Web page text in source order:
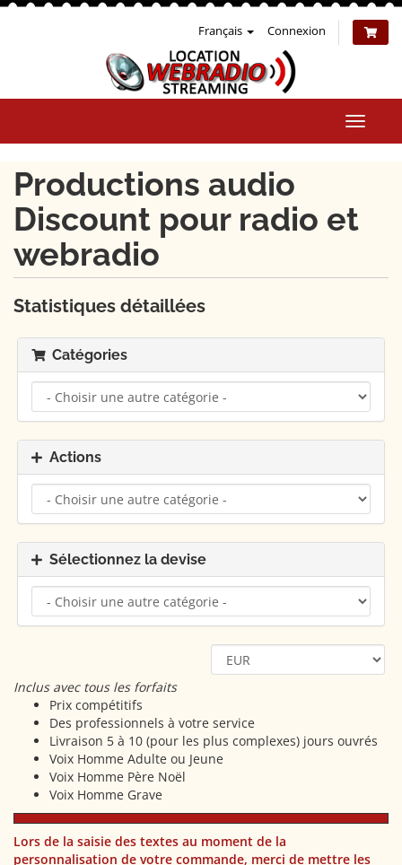
Français Connexion
la
Productions audio
Discount pour radio et
webradio
Statistiques détaillées
Catégories
Actions
Sélectionnez la devise
Inclus avec tous les forfaits
Prix compétitifs
Des professionnels à votre service
Livraison 5 à 10 (pour les plus complexes) jours ouvrés
Voix Homme Adulte ou Jeune
Voix Homme Père Noël
Voix Homme Grave
Lors de la saisie des textes au moment de la
personnalisation de votre commande, merci de mettre les